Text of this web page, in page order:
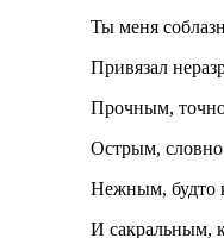
Ты меня
Привязал
Прочным, точно
Острым, словно
Нежным, будто
И сакральным,